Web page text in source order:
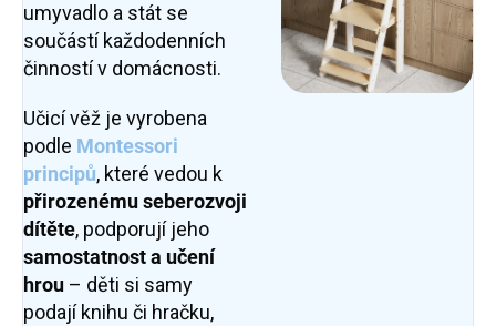
umyvadlo a stát se
součástí každodenních
činností v domácnosti.
Učicí věž je vyrobena
podle Montessori
principů, které vedou k
přirozenému seberozvoji
dítěte, podporují jeho
samostatnosta učení
hrou – děti si samy
podají knihu či hračku,